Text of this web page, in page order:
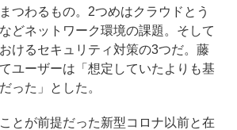
つわるもの。2つめはクラウドとう
どネットワーク環境の課題。そして
けるセキュリティ対策の3つだ。藤
ユーザーは「想定していたよりも基
った」とした。
とが前提だった新型コロナ以前と在